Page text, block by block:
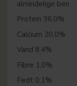
almindelige ben
Protein 36,0%
Calcium 20,0%
Vand 8,4%
Fibre 1,0%
Fedt 0,1%